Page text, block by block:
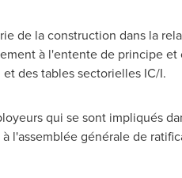
de la construction dans la
à l'entente de principe
des tables sectorielles IC/I.
qui se sont impliqués
l'assemblée générale de